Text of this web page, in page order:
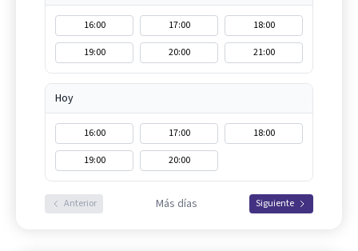
16:00 17:00
18:00
19:00
20:00 21:00
Hoy
16:00 17:00
18:00
19:00
20:00
Anterior Más días Siguiente